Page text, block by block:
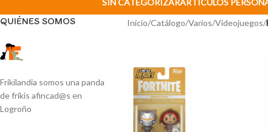
QUIÉNES SOMOS
Frikilandia somos una panda
de frikis afincad@s en
Logroño
Inicio/Catálogo/Varios/Videojuegos/